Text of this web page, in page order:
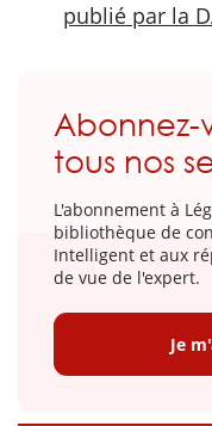
publié par la
Abonnez-
tous nos
L'abonnement à
bibliothèque de
Intelligent et aux
de vue de l'expert.
Je